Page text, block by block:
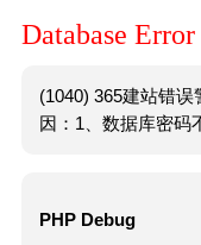
Database Error
(1040) 365建站错
因：1、数据库密码
PHP Debug